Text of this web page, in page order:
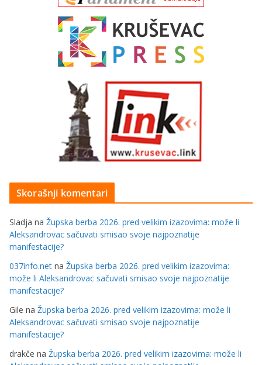
Skorašnji komentari
Sladja na Župska berba 2026. pred velikim izazovima: može li
Aleksandrovac sačuvati smisao svoje najpoznatije
manifestacije?
037info.net na Župska berba 2026. pred velikim izazovima:
može li Aleksandrovac sačuvati smisao svoje najpoznatije
manifestacije?
Gile na Župska berba 2026. pred velikim izazovima: može li
Aleksandrovac sačuvati smisao svoje najpoznatije
manifestacije?
drakče na Župska berba 2026. pred velikim izazovima: može li